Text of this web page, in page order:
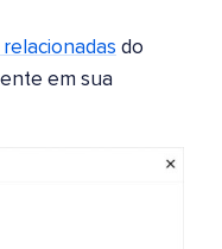
do
em sua